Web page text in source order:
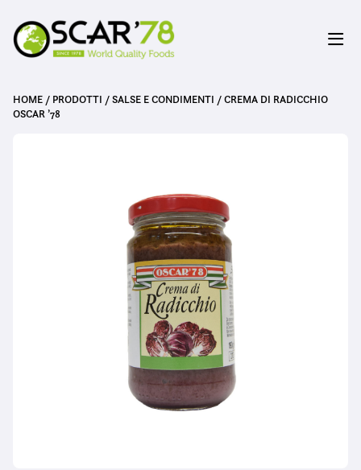
HOME / PRODOTTI /SALSE E CONDIMENTI /CREMA DI RADICCHIO
OSCAR ’78